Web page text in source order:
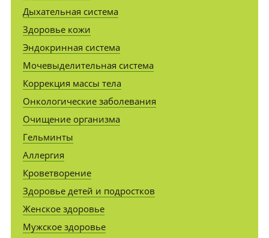
Дыхательная система
Здоровье кожи
Эндокринная система
Мочевыделительная система
Коррекция массы тела
Онкологические заболевания
Очищение организма
Гельминты
Аллергия
Кроветворение
Здоровье детей и подростков
Женское здоровье
Мужское здоровье